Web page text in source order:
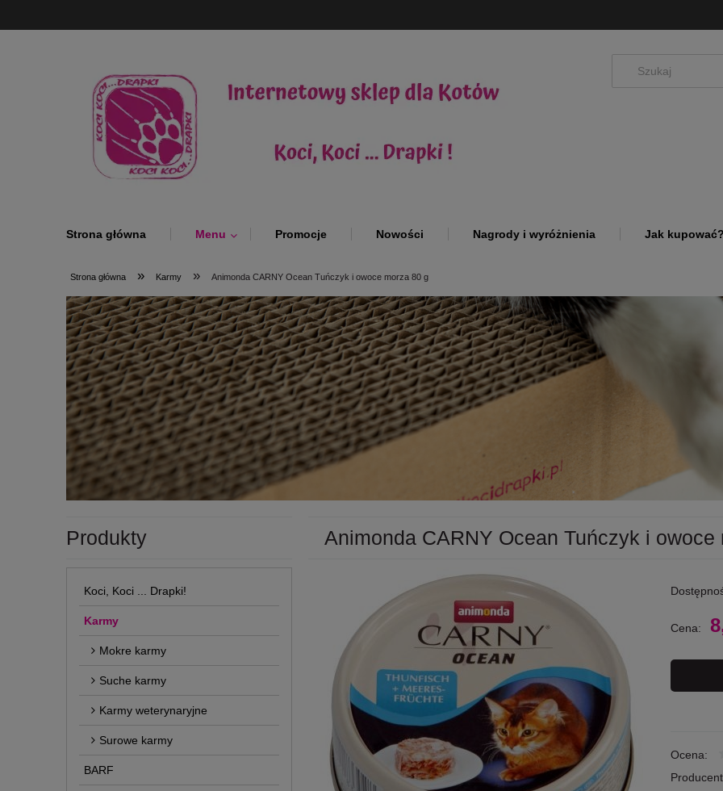
Strona główna Menu Promocje Nowości Nagrody i wyróżnienia Jak kupować?
Strona główna » Karmy » Animonda CARNY Ocean Tuńczyk i owoce morza 80 g
Produkty
Koci, Koci ... Drapki!
Karmy
Mokre karmy
Suche karmy
Karmy weterynaryjne
Surowe karmy
BARF
Animonda CARNY Ocean Tuńczyk i owoce
Cena:
Ocena: